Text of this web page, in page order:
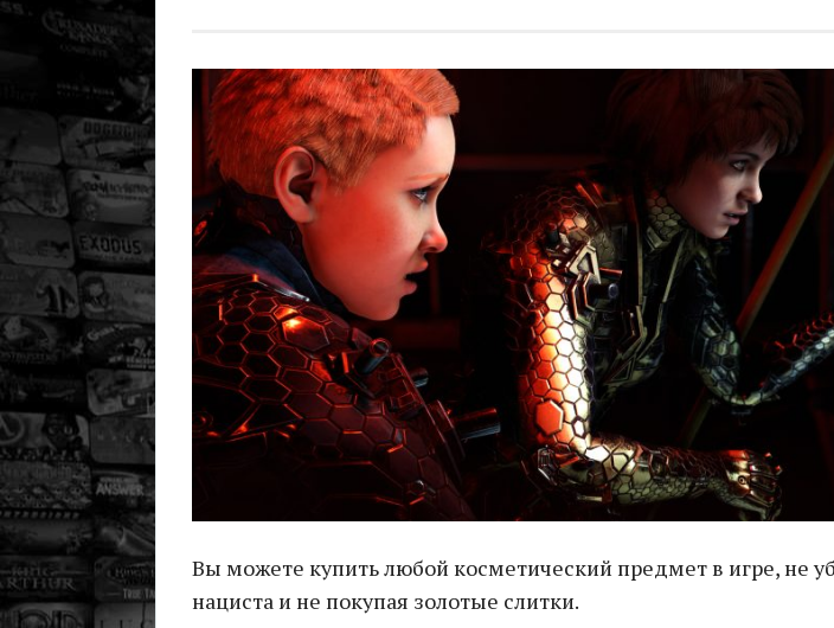
Вы можете купить любой косметический предмет в игре, не
нациста и не покупая золотые слитки.